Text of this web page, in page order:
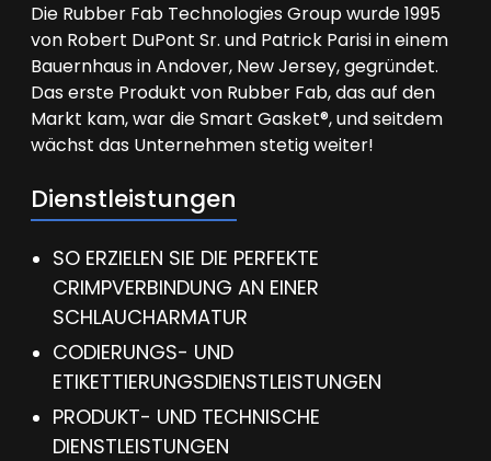
Die Rubber Fab Technologies Group wurde 1995
von Robert DuPont Sr. und Patrick Parisi in einem
Bauernhaus in Andover, New Jersey, gegründet.
Das erste Produkt von Rubber Fab, das auf den
Markt kam, war die Smart Gasket®, und seitdem
wächst das Unternehmen stetig weiter!
Dienstleistungen
SO ERZIELEN SIE DIE PERFEKTE
CRIMPVERBINDUNG AN EINER
SCHLAUCHARMATUR
CODIERUNGS- UND
ETIKETTIERUNGSDIENSTLEISTUNGEN
PRODUKT- UND TECHNISCHE
DIENSTLEISTUNGEN